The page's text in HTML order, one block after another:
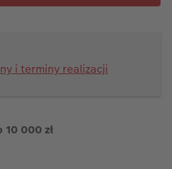
i terminy realizacji
10 000 zł